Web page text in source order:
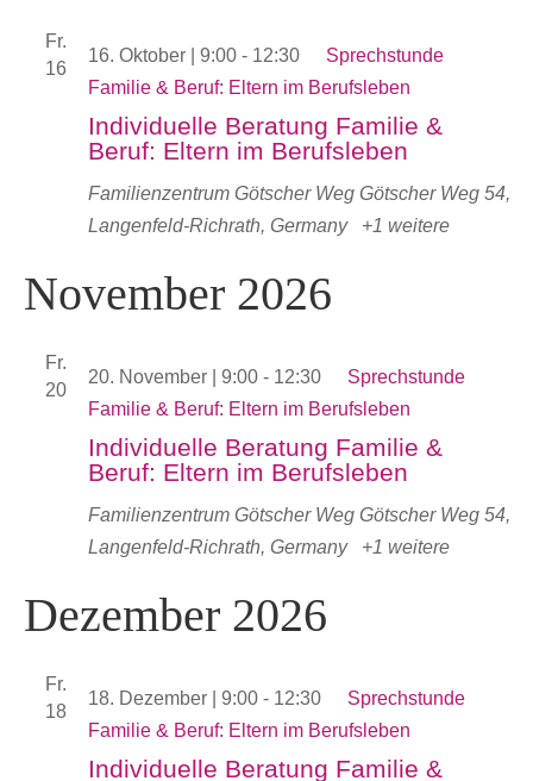
Fr.
16
Individuelle Beratung Familie &
Beruf: Eltern im Berufsleben
16. Oktober | 9:00- 12:30
Sprechstunde
Familie & Beruf: Eltern im Berufsleben
Familienzentrum Götscher Weg Götscher Weg 54,
Langenfeld-Richrath, Germany
+1 weitere
November 2026
Fr.
20
Individuelle Beratung Familie &
Beruf: Eltern im Berufsleben
20. November | 9:00- 12:30
Sprechstunde
Familie & Beruf: Eltern im Berufsleben
Familienzentrum Götscher Weg Götscher Weg 54,
Langenfeld-Richrath, Germany
+1 weitere
Dezember 2026
Fr.
18
Individuelle Beratung Familie &
18. Dezember | 9:00- 12:30
Sprechstunde
Familie & Beruf: Eltern im Berufsleben